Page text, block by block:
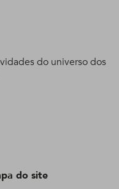
do site
do universo dos